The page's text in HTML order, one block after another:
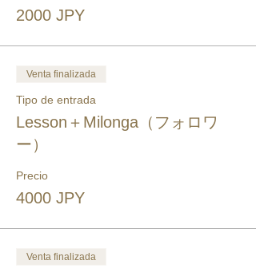
2000 JPY
Venta finalizada
Tipo de entrada
Lesson＋Milonga（フォロワ
ー）
Precio
4000 JPY
Venta finalizada